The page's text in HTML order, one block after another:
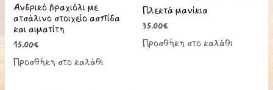
Ανδρικό βραχιόλι με
ατσάλινο στοιχείο ασπίδα
και αιματίτη
15.00€
Προσθήκη στο καλάθι
Πλεκτά μανίκια
35.00€
Προσθήκη στο καλάθι